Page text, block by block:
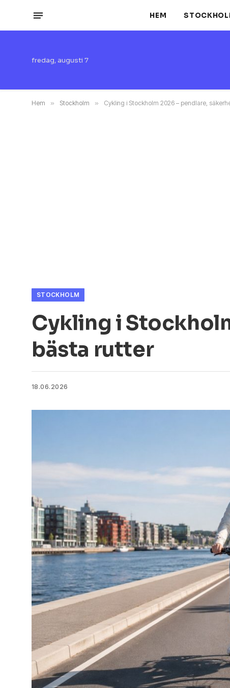
HEM
fredag, augusti 7
Hem » Stockholm » Cykling i Stockholm 2026 – pendlare,
STOCKHOLM
Cykling i
bästa rutter
18.06.2026